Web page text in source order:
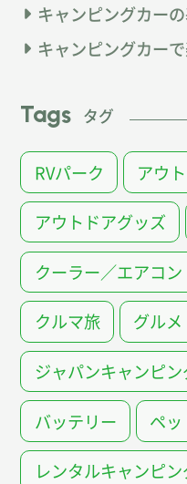
キャンピングカー
キャンピングカー
Tags タグ
RVパーク アウ
アウトドアグッズ
クーラー／エアコン
クルマ旅 グルメ
ジャパンキャンピ
バッテリー ペッ
レンタルキャンピ